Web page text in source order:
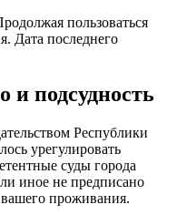
пользоваться
Дата последнего
и подсудность
Республики
урегулировать
суды города
иное не предписано
проживания.